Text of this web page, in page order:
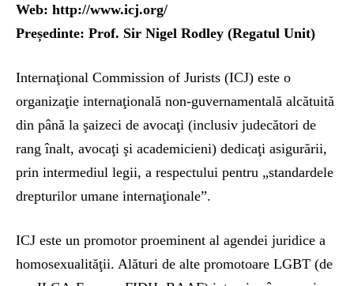
Web: http://www.icj.org/
Președinte: Prof. Sir Nigel Rodley (Regatul Unit)
Internaţional Commission of Jurists (ICJ) este o
organizaţie internaţională non-guvernamentală alcătuită
din până la şaizeci de avocaţi (inclusiv judecători de
rang înalt, avocaţi şi academicieni) dedicaţi asigurării,
prin intermediul legii, a respectului pentru „standardele
drepturilor umane internaţionale”.
ICJ este un promotor proeminent al agendei juridice a
homosexualităţii. Alături de alte promotoare LGBT (de